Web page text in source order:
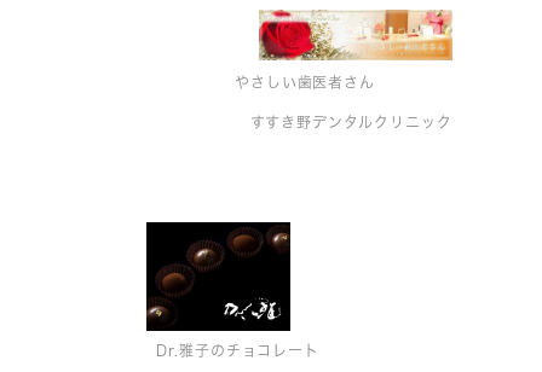
やさしい歯医者さん
すすき野デンタルクリニック
Dr.雅子のチョコレート